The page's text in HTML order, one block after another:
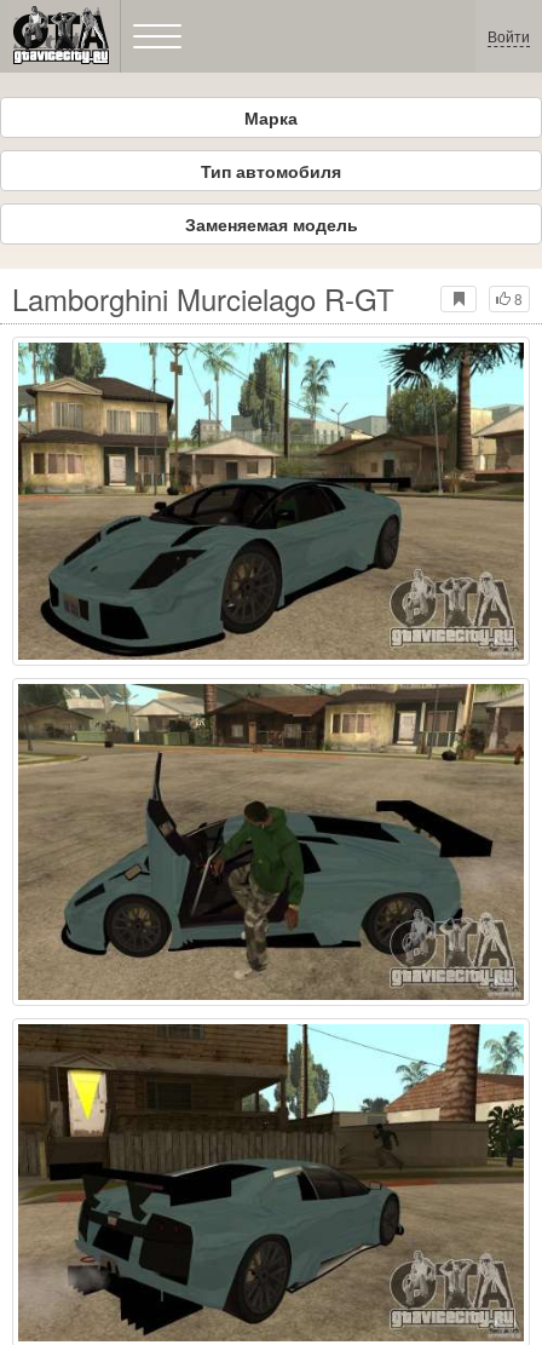
Войти
Марка
Тип автомобиля
Заменяемая модель
8
Lamborghini Murcielago R-GT